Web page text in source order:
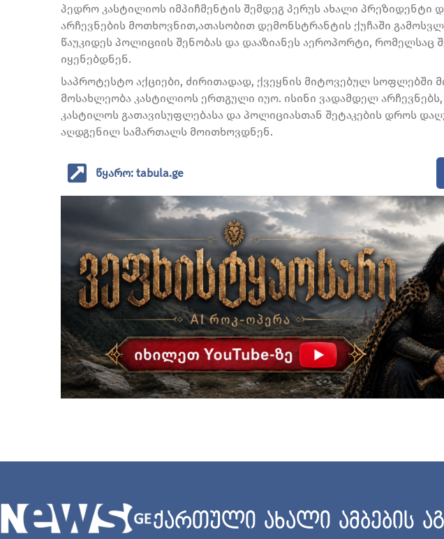
პედრო კასტილიოს იმპიჩმენტის შემდეგ პერუს ახალი პრეზიდენტი
არჩევნების მოთხოვნით,ათასობით დემონსტრანტის ქუჩაში
წაუკიდეს პოლიციის შენობას და დააზიანეს აეროპორტი, რომელსაც
იყენებდნენ.
საპროტესტო აქციები, ძირითადად, ქვეყნის მიტოვებულ სოფლებში
მოსახლეობა კასტილიოს ერთგული იუო. ისინი ვადამდელ
კასტილოს გათავისუფლებასა და პოლიციასთან შეტაკების დროს
აღდგენილ სამართალს მოითხოვდნენ.
წყარო: tabula.ge
ქართული ახალი ამბების